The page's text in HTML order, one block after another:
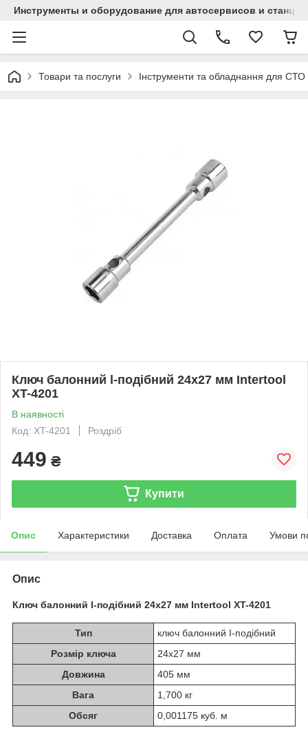
Инструменты и оборудование для автосервисов и
Товари та послуги Інструменти та обладнання для СТО
Ключ балонний l-подібний 24х27 мм Intertool
XT-4201
В наявності
Код: XT-4201
Роздріб
449 ₴
Купити
Опис Характеристики Доставка Оплата Умови
Опис
Ключ балонний l-подібний 24х27 мм Intertool XT-4201
Тип
ключ балонний I-подібний
Розмір ключа
24x27 мм
Довжина
405 мм
Вага
1,700 кг
Обсяг
0,001175 куб. м